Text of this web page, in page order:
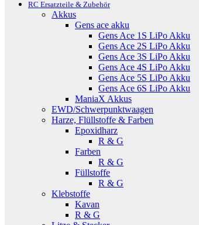
RC Ersatzteile & Zubehör
Akkus
Gens ace akku
Gens Ace 1S LiPo Akku
Gens Ace 2S LiPo Akku
Gens Ace 3S LiPo Akku
Gens Ace 4S LiPo Akku
Gens Ace 5S LiPo Akku
Gens Ace 6S LiPo Akku
ManiaX Akkus
EWD/Schwerpunktwaagen
Harze, Flüllstoffe & Farben
Epoxidharz
R & G
Farben
R & G
Füllstoffe
R & G
Klebstoffe
Kavan
R & G